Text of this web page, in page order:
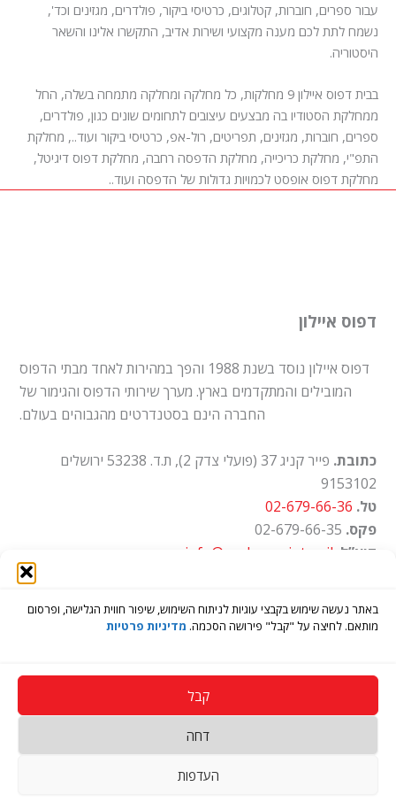
באתר נעשה שימוש בקבצי עוגיות לניתוח השימוש, שיפור חווית הגלישה, ופרסום
מותאם. לחיצה על "קבל" פירושה הסכמה. מדיניות פרטיות
קבל
דחה
העדפות
עבור ספרים, חוברות, קטלוגים, כרטיסי ביקור, פולדרים, מגזינים וכד',
נשמח לתת לכם מענה מקצועי ושירות אדיב, התקשרו אלינו והשאר
היסטוריה.
בבית דפוס איילון 9 מחלקות, כל מחלקה ומחלקה מתמחה בשלה, החל
ממחלקת הסטודיו בה מבצעים עיצובים לתחומים שונים כגון, פולדרים,
ספרים, חוברות, מגזינים, תפריטים, רול-אפ, כרטיסי ביקור ועוד.., מחלקת
התפ"י, מחלקת כריכייה, מחלקת הדפסה רחבה, מחלקת דפוס דיגיטל,
מחלקת דפוס אופסט לכמויות גדולות של הדפסה ועוד..
דפוס איילון
דפוס איילון נוסד בשנת 1988 והפך במהירות לאחד מבתי הדפוס
המובילים והמתקדמים בארץ. מערך שירותי הדפוס והגימור של
החברה הינם בסטנדרטים מהגבוהים בעולם.
כתובת.
פייר קניג 37 (פועלי צדק 2), ת.ד. 53238 ירושלים
9153102
טל. 02-679-66-36
פקס.
דוא”ל. info@ayalon-print.co.il
Copyright © 2026 בית דפוס איילון